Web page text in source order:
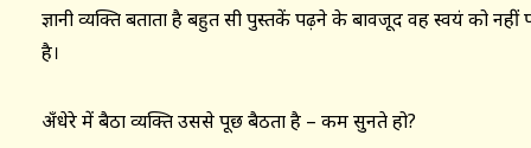
ज्ञानी व्यक्ति बताता है बहुत सी पुस्तकें पढ़ने के बावजूद वह स्वयं को
है।
अँधेरे में बैठा व्यक्ति उससे पूछ बैठता है – कम सुनते हो?